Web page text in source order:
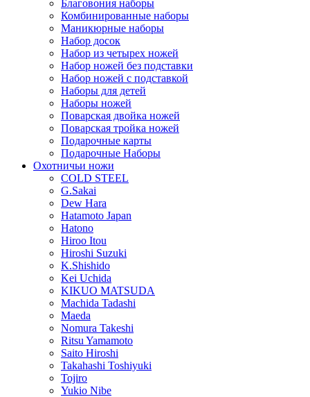
Благовония наборы
Комбинированные наборы
Маникюрные наборы
Набор досок
Набор из четырех ножей
Набор ножей без подставки
Набор ножей с подставкой
Наборы для детей
Наборы ножей
Поварская двойка ножей
Поварская тройка ножей
Подарочные карты
Подарочные Наборы
Охотничьи ножи
COLD STEEL
G.Sakai
Dew Hara
Hatamoto Japan
Hatono
Hiroo Itou
Hiroshi Suzuki
K.Shishido
Kei Uchida
KIKUO MATSUDA
Machida Tadashi
Maeda
Nomura Takeshi
Ritsu Yamamoto
Saito Hiroshi
Takahashi Toshiyuki
Tojiro
Yukio Nibe